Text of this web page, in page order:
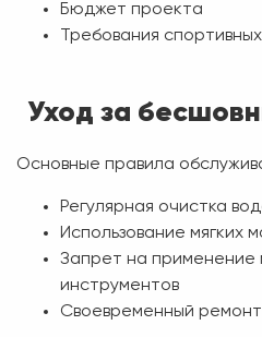
Бюджет проекта
Требования
Уход за
Основные правила
Регулярная очистка
Использование мягких
Запрет на применение
инструментов
Своевременный